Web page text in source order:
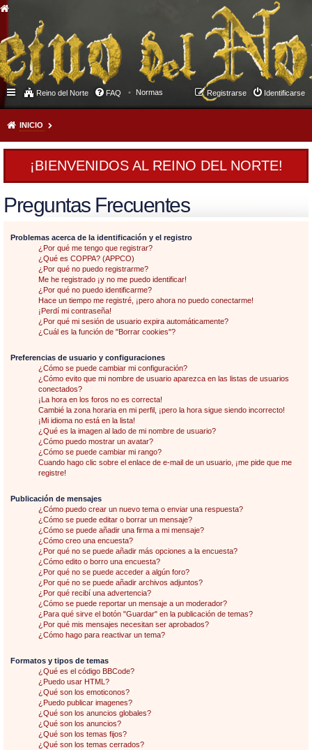
Reino del Norte FAQ Normas Identificarse
Registrarse
INICIO
¡BIENVENIDOS AL REINO DEL NORTE!
Preguntas Frecuentes
Problemas acerca de la identificación y el registro
¿Por qué me tengo que registrar?
¿Qué es COPPA? (APPCO)
¿Por qué no puedo registrarme?
Me he registrado ¡y no me puedo identificar!
¿Por qué no puedo identificarme?
Hace un tiempo me registré, ¡pero ahora no puedo conectarme!
¡Perdí mi contraseña!
¿Por qué mi sesión de usuario expira automáticamente?
¿Cuál es la función de "Borrar cookies"?
Preferencias de usuario y configuraciones
¿Cómo se puede cambiar mi configuración?
¿Cómo evito que mi nombre de usuario aparezca en las listas de usuarios
conectados?
¡La hora en los foros no es correcta!
Cambié la zona horaria en mi perfil, ¡pero la hora sigue siendo incorrecto!
¡Mi idioma no está en la lista!
¿Qué es la imagen al lado de mi nombre de usuario?
¿Cómo puedo mostrar un avatar?
¿Cómo se puede cambiar mi rango?
Cuando hago clic sobre el enlace de e-mail de un usuario, ¡me pide que me
registre!
Publicación de mensajes
¿Cómo puedo crear un nuevo tema o enviar una respuesta?
¿Cómo se puede editar o borrar un mensaje?
¿Cómo se puede añadir una firma a mi mensaje?
¿Cómo creo una encuesta?
¿Por qué no se puede añadir más opciones a la encuesta?
¿Cómo edito o borro una encuesta?
¿Por qué no se puede acceder a algún foro?
¿Por qué no se puede añadir archivos adjuntos?
¿Por qué recibí una advertencia?
¿Cómo se puede reportar un mensaje a un moderador?
¿Para qué sirve el botón "Guardar" en la publicación de temas?
¿Por qué mis mensajes necesitan ser aprobados?
¿Cómo hago para reactivar un tema?
Formatos y tipos de temas
¿Qué es el código BBCode?
¿Puedo usar HTML?
¿Qué son los emoticonos?
¿Puedo publicar imagenes?
¿Qué son los anuncios globales?
¿Qué son los anuncios?
¿Qué son los temas fijos?
¿Qué son los temas cerrados?